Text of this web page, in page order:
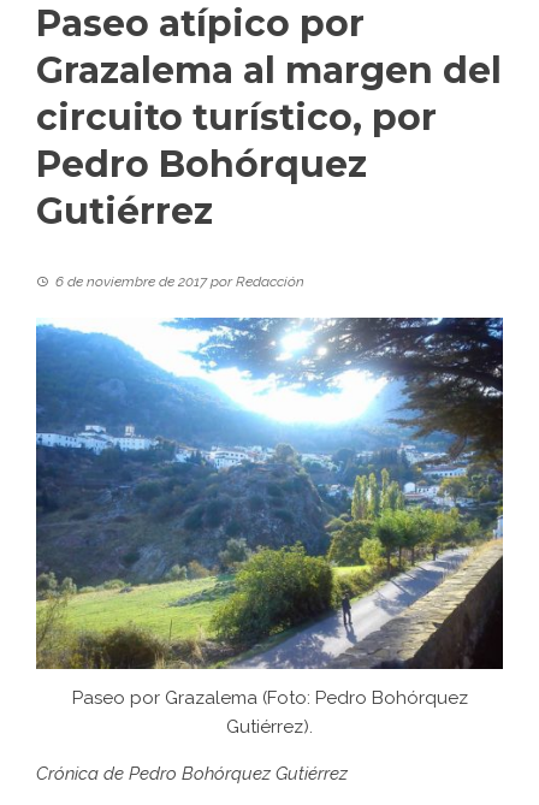
Paseo atípico por
Grazalema al margen del
circuito turístico, por
Pedro Bohórquez
Gutiérrez
6 de noviembre de 2017porRedacción
Paseo por Grazalema (Foto: Pedro Bohórquez
Gutiérrez).
Crónica de Pedro Bohórquez Gutiérrez